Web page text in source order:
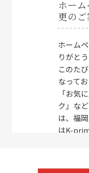
ホー
更のご
ホーム
りがと
このた
なってお
「お気
ク」な
は、福
はK-